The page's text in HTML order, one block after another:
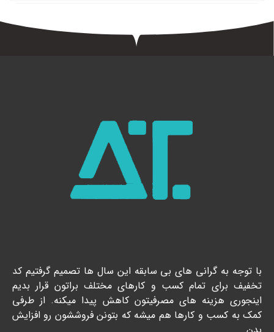
با توجه به گرانی های بی سابقه این سال ها تصمیم گرفتیم کد
تخفیف برای تمام کسب و کارهای مختلف براتون قرار بدیم
اینجوری هزینه های مصرفیتون کاهش پیدا میکنه. از طرفی
کمک به کسب و کارها هم میشه که بتونن فروششون رو افزایش